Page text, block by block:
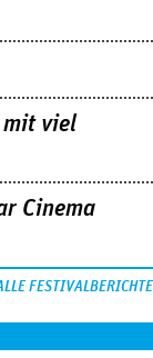
mit viel
Cinema
FESTIVALBERICHTE